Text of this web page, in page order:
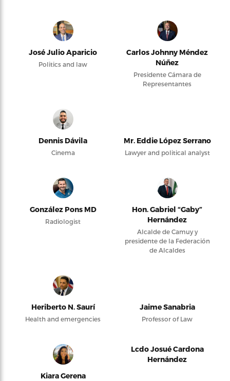
José Julio Aparicio
Politics and law
Carlos Johnny Méndez
Núñez
Presidente Cámara de
Representantes
Dennis Dávila
Cinema
Mr. Eddie López Serrano
Lawyer and political analyst
González Pons MD
Radiologist
Hon. Gabriel “Gaby”
Hernández
Alcalde de Camuy y
presidente de la Federación
de Alcaldes
Heriberto N. Saurí
Health and emergencies
Jaime Sanabria
Professor of Law
Kiara Gerena
Lcdo Josué Cardona
Hernández